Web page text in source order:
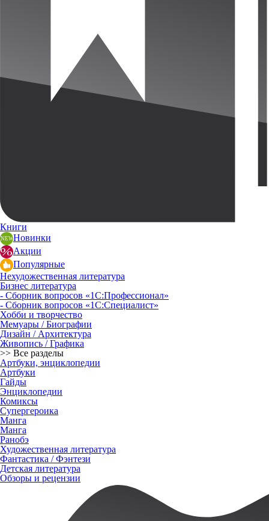
Книги
Новинки
Акции
Популярные
Нехудожественная литература
Бизнес литература
- Сборник вопросов «1С:Профессионал»
- Сборник вопросов «1С:Специалист»
Хобби и творчество
Мемуары / Биографии
Дизайн / Архитектура
Живопись / Графика
>> Все разделы
Артбуки, энциклопедии
Артбуки
Гайды
Энциклопедии
Комиксы
Супергероика
Манга
Манга
Ранобэ
Художественная литература
Фантастика / Фэнтези
Детская литература
Обзоры и рецензии